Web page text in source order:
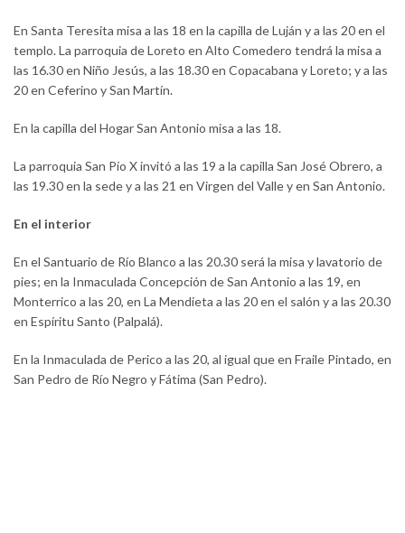
En Santa Teresita misa a las 18 en la capilla de Luján y a las 20 en el
templo. La parroquia de Loreto en Alto Comedero tendrá la misa a
las 16.30 en Niño Jesús, a las 18.30 en Copacabana y Loreto; y a las
20 en Ceferino y San Martín.
En la capilla del Hogar San Antonio misa a las 18.
La parroquia San Pío X invitó a las 19 a la capilla San José Obrero, a
las 19.30 en la sede y a las 21 en Virgen del Valle y en San Antonio.
En el interior
En el Santuario de Río Blanco a las 20.30 será la misa y lavatorio de
pies; en la Inmaculada Concepción de San Antonio a las 19, en
Monterrico a las 20, en La Mendieta a las 20 en el salón y a las 20.30
en Espíritu Santo (Palpalá).
En la Inmaculada de Perico a las 20, al igual que en Fraile Pintado, en
San Pedro de Río Negro y Fátima (San Pedro).